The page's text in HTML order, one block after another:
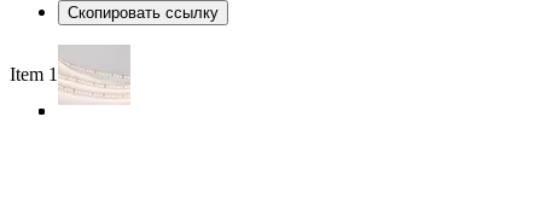
Скопировать ссылку
Item 1 of 4